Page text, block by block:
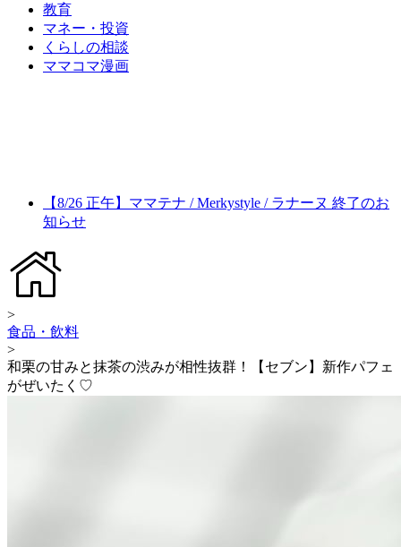
教育
マネー・投資
くらしの相談
ママコマ漫画
【8/26 正午】ママテナ / Merkystyle / ラナーヌ 終了のお
知らせ
>
食品・飲料
>
和栗の甘みと抹茶の渋みが相性抜群！【セブン】新作パフェ
がぜいたく♡